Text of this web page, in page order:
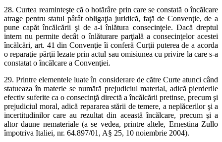
28. Curtea reaminteşte că o hotărâre prin care se constată o încălcare
atrage pentru statul pârât obligaţia juridică, faţă de Convenţie, de a
pune capăt încălcării şi de a-i înlătura consecinţele. Dacă dreptul
intern nu permite decât o înlăturare parţială a consecinţelor acestei
încălcări, art. 41 din Convenţie îi conferă Curţii puterea de a acorda
o reparaţie părţii lezate prin actul sau omisiunea cu privire la care s-a
constatat o încălcare a Convenţiei.
29. Printre elementele luate în considerare de către Curte atunci când
statueaza în materie se numără prejudiciul material, adică pierderile
efectiv suferite ca o consecinţă directă a încălcării pretinse, precum şi
prejudiciul moral, adică repararea stării de temere, a neplăcerilor şi a
incertitudinilor care au rezultat din această încălcare, precum şi a
altor daune nemateriale (a se vedea, printre altele, Ernestina Zullo
împotriva Italiei, nr. 64.897/01, A§ 25, 10 noiembrie 2004).